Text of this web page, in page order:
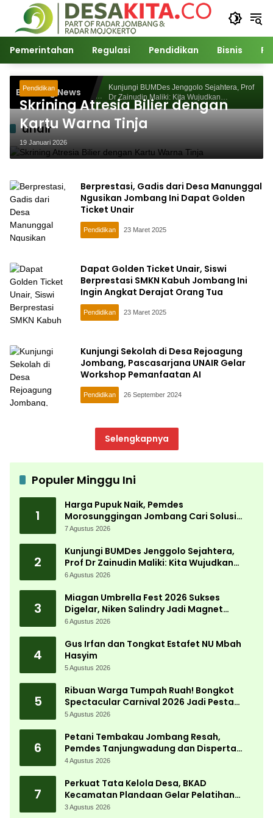
Langsung
konten
Pemerintahan Regulasi Pendidikan Bisnis
Breaking News
Akademik
Kunjungi BUMDes Jenggolo Sejahtera, Prof
Dr Zainudin Maliki: Kita Wujudkan
Kemandirian Ekonomi dengan Potensi Desa
unair
Pendidikan
Skrining Atresia Bilier dengan
Kartu Warna Tinja
19 Januari 2026
Berprestasi, Gadis dari Desa Manunggal
Ngusikan Jombang Ini Dapat Golden
Ticket Unair
Pendidikan 23 Maret 2025
Dapat Golden Ticket Unair, Siswi
Berprestasi SMKN Kabuh Jombang Ini
Ingin Angkat Derajat Orang Tua
Pendidikan 23 Maret 2025
Kunjungi Sekolah di Desa Rejoagung
Jombang, Pascasarjana UNAIR Gelar
Workshop Pemanfaatan AI
Pendidikan 26 September 2024
Selengkapnya
Populer Minggu Ini
1
Harga Pupuk Naik, Pemdes
Morosunggingan Jombang Cari Solusi
Lewat Kajian Akademik
7 Agustus 2026
2
Kunjungi BUMDes Jenggolo Sejahtera,
Prof Dr Zainudin Maliki: Kita Wujudkan
Kemandirian Ekonomi dengan Potensi
6 Agustus 2026
3
Miagan Umbrella Fest 2026 Sukses
Digelar, Niken Salindry Jadi Magnet
Ribuan Pengunjung
6 Agustus 2026
4
Gus Irfan dan Tongkat Estafet NU Mbah
Hasyim
5 Agustus 2026
5
Ribuan Warga Tumpah Ruah! Bongkot
Spectacular Carnival 2026 Jadi Pesta
Kemerdekaan Terbesar di Peterongan
5 Agustus 2026
6
Petani Tembakau Jombang Resah,
Pemdes Tanjungwadung dan Disperta
Bergerak Cepat
4 Agustus 2026
7
Perkuat Tata Kelola Desa, BKAD
Kecamatan Plandaan Gelar Pelatihan
Aparatur Pemdes
3 Agustus 2026